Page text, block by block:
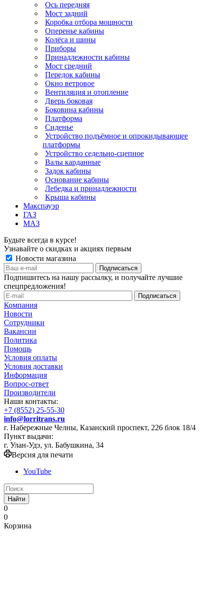
Ось передняя
Мост задний
Коробка отбора мощности
Оперенье кабины
Колёса и шины
Приборы
Принадлежности кабины
Мост средний
Передок кабины
Окно ветровое
Вентиляция и отопление
Дверь боковая
Боковина кабины
Платформа
Сиденье
Устройство подъёмное и опрокидывающее
платформы
Устройство седельно-сцепное
Валы карданные
Задок кабины
Основание кабины
Лебедка и принадлежности
Крыша кабины
Макспауэр
ГАЗ
МАЗ
Будьте всегда в курсе!
Узнавайте о скидках и акциях первым
Новости магазина
Подпишитесь на нашу рассылку, и получайте лучшие
спецпредложения!
Компания
Новости
Сотрудники
Вакансии
Политика
Помощь
Условия оплаты
Условия доставки
Информация
Вопрос-ответ
Производители
Наши контакты:
+7 (8552) 25-55-30
info@lorritrans.ru
г. Набережные Челны, Казанский проспект, 226 блок 18/4
Пункт выдачи:
г. Улан-Удэ, ул. Бабушкина, 34
Версия для печати
YouTube
Найти
0
0
Корзина